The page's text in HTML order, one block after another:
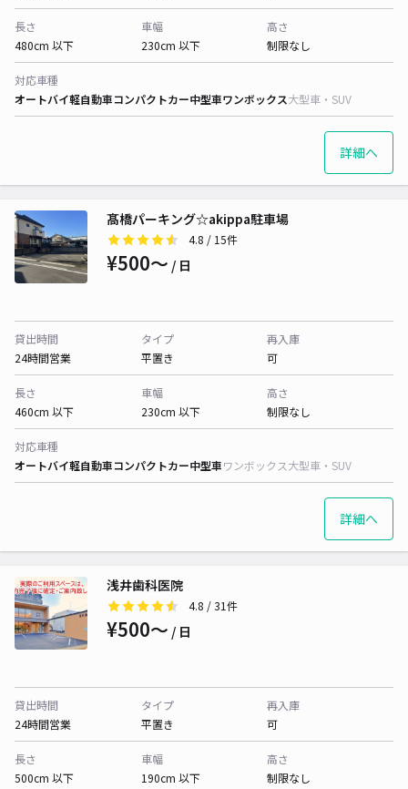
長さ
480cm 以下
車幅
230cm 以下
高さ
制限なし
対応車種
オートバイ軽自動車コンパクトカー中型車ワンボックス大型車・SUV
詳細へ
髙橋パーキング☆akippa駐車場
4.8 / 15件
¥500〜 / 日
貸出時間
24時間営業
タイプ
平置き
再入庫
可
長さ
460cm 以下
車幅
230cm 以下
高さ
制限なし
対応車種
オートバイ軽自動車コンパクトカー中型車ワンボックス大型車・SUV
詳細へ
浅井歯科医院
4.8 / 31件
¥500〜 / 日
貸出時間
24時間営業
タイプ
平置き
再入庫
可
長さ
500cm 以下
車幅
190cm 以下
高さ
制限なし